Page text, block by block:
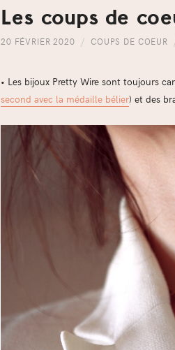
Les coups de
20 FÉVRIER 2020 COUPS DE COEUR
• Les bijoux Pretty Wire sont toujours
second avec la médaille bélier) et des